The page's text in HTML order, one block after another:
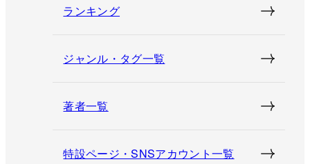
ランキング
ジャンル・タグ一覧
著者一覧
特設ページ・SNSアカウント一覧